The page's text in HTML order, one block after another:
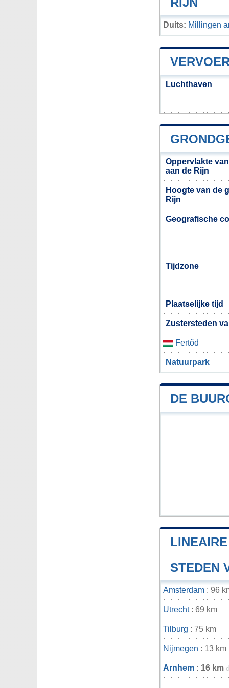
Duits: Millingen
Luchthaven
Oppervlakte
aan de Rijn
Hoogte van de
Rijn
Geografische
Tijdzone
Plaatselijke tijd
Zustersteden
Fertőd
Natuurpark
DE
STEDEN
Amsterdam : 96
Utrecht: 69 km
Tilburg : 75 km
Nijmegen : 13 km
Arnhem : 16 km